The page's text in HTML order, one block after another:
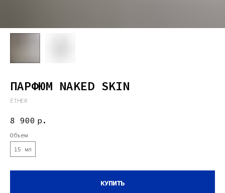
ПАРФЮМ NAKED SKIN
ÉTHER
8 900 р.
Объем
15 мл
КУПИТЬ